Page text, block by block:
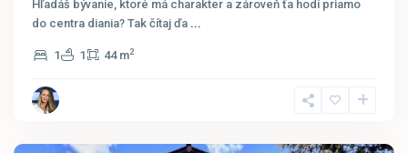
Hľadáš bývanie, ktoré má charakter a zároveň ťa hodí priamo
do centra diania? Tak čítaj ďa ...
1 1 44 m2